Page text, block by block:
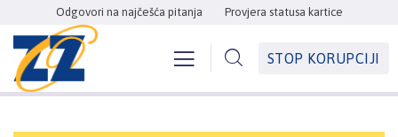
Odgovori na najčešća pitanja Provjera statusa kartice
STOP KORUPCIJI